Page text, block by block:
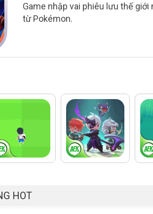
Game nhập vai phiêu lưu thế
từ Pokémon.
HOT